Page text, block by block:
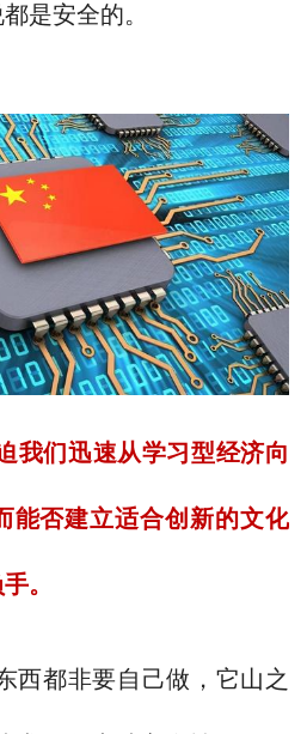
是安全的。
们迅速从学习型经济向
能否建立适合创新的文化
。
都非要自己做，它山之